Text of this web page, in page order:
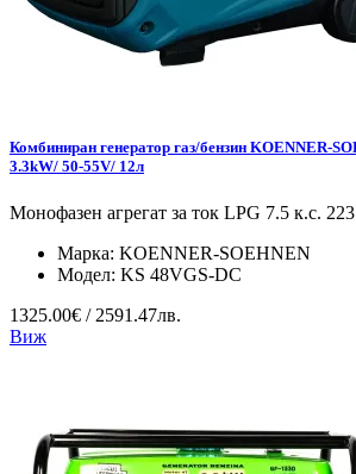
Комбиниран генератор газ/бензин KOENNER-
3.3kW/ 50-55V/ 12л
Монофазен агрегат за ток LPG 7.5 к.с.
Марка: KOENNER-SOEHNEN
Модел: KS 48VGS-DC
1325.00€ / 2591.47лв.
Виж